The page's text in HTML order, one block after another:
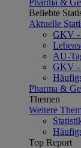
Beliebte
Aktuelle
GKV -
AU-
GKV -
Pharma &
Themen
Weitere
Top Report